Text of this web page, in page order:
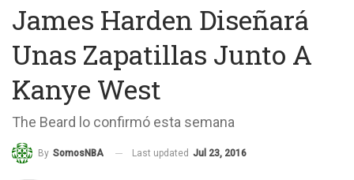
James Harden Diseñará
Unas Zapatillas Junto A
Kanye West
The Beard lo confirmó esta semana
By SomosNBA Last updated Jul 23, 2016